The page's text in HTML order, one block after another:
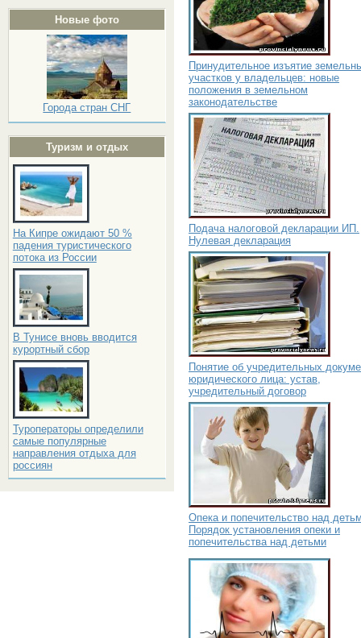
Новые фото
Города стран СНГ
Туризм и отдых
На Кипре ожидают 50 %
падения туристического
потока из России
В Тунисе вновь вводится
курортный сбор
Туроператоры определили
самые популярные
направления отдыха для
россиян
Принудительное изъятие
участков у владельцев: новые
положения в земельном
законодательстве
Подача налоговой декларации ИП.
Нулевая декларация
Понятие об учредительных
юридического лица: устав,
учредительный договор
Опека и попечительство над
Порядок установления опеки и
попечительства над детьми